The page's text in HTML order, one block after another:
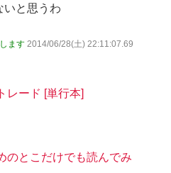
いと思うわ
ます 2014/06/28(土) 22:11:07.69
レード [単行本]
のとこだけでも読んでみ